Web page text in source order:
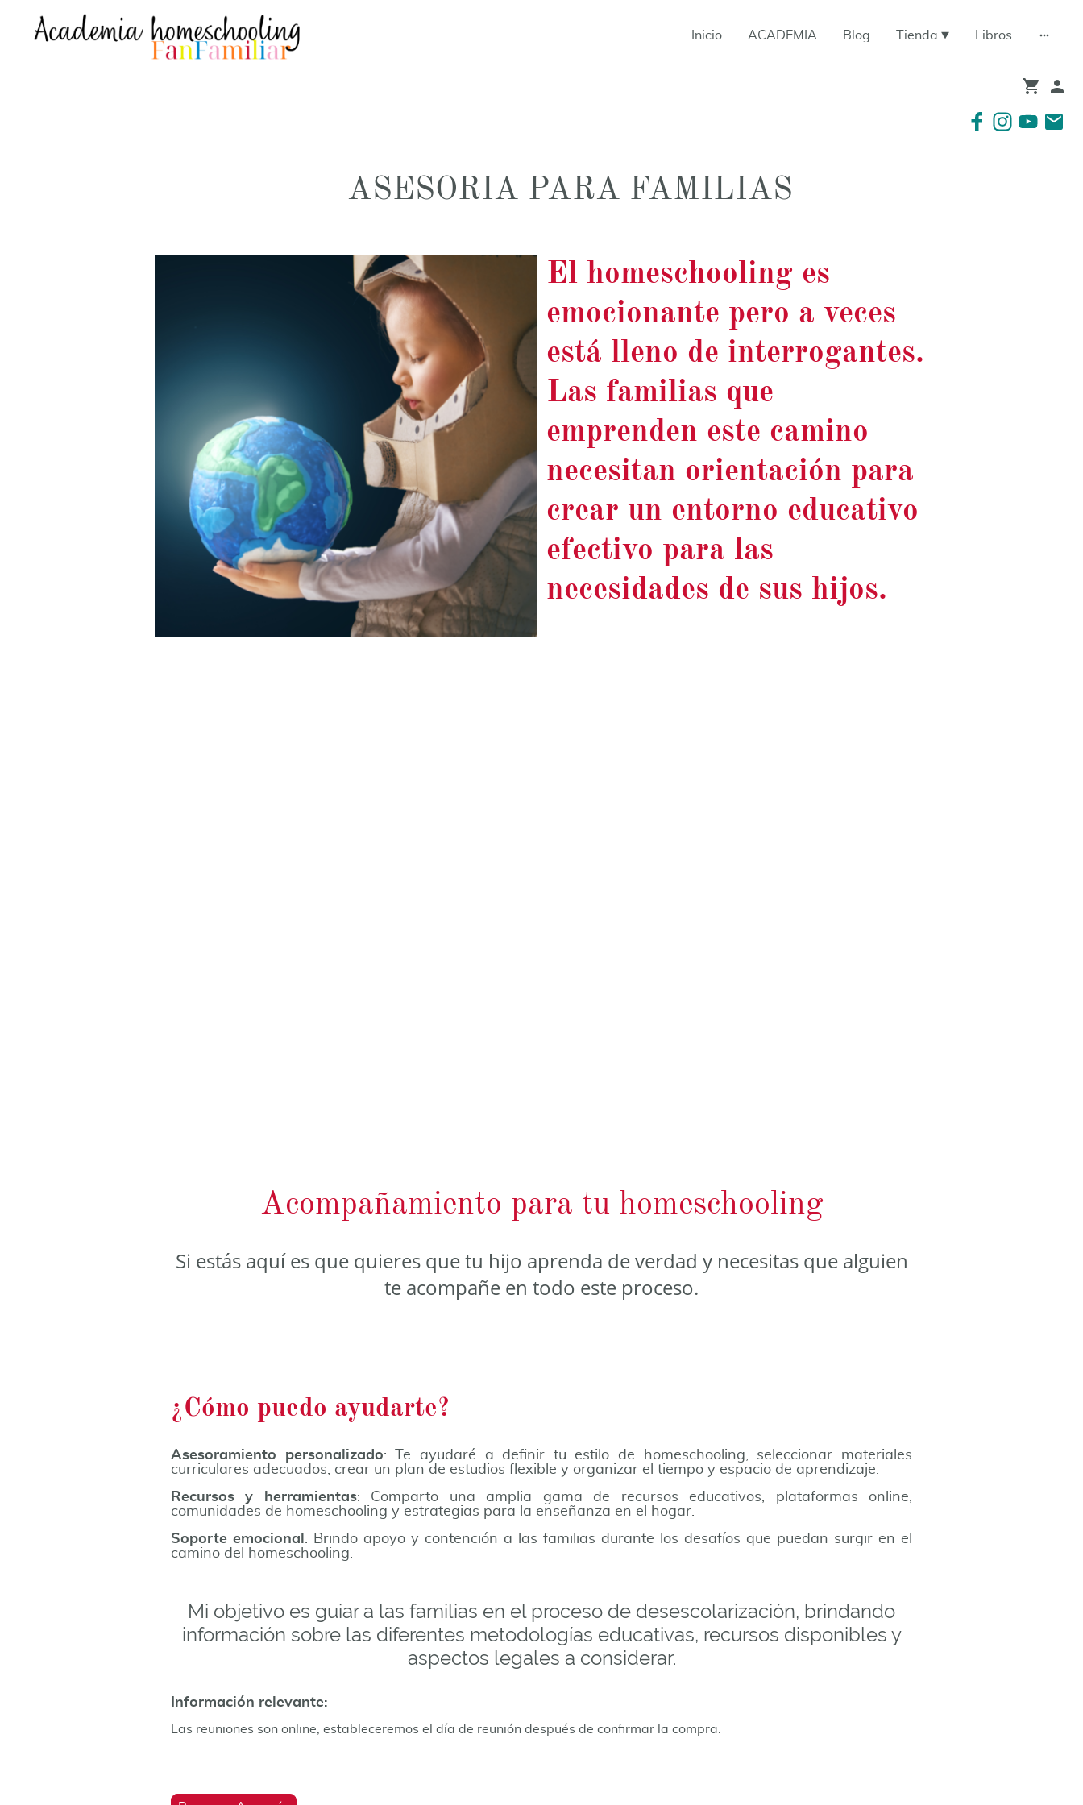
Inicio ACADEMIA Blog Tienda Libros
El homeschooling es
emocionante pero a veces
está lleno de interrogantes.
Las familias que
emprenden este camino
necesitan orientación para
crear un entorno educativo
efectivo para las
necesidades de sus hijos.
ASESORIA PARA FAMILIAS
Acompañamiento para tu homeschooling
Si estás aquí es que quieres que tu hijo aprenda de verdad y necesitas que alguien
te acompañe en todo este proceso.
¿Cómo puedo ayudarte?
Asesoramiento personalizado: Te ayudaré a definir tu estilo de homeschooling, seleccionar materiales
curriculares adecuados, crear un plan de estudios flexible y organizar el tiempo y espacio de aprendizaje.
Recursos y herramientas: Comparto una amplia gama de recursos educativos, plataformas online,
comunidades de homeschooling y estrategias para la enseñanza en el hogar.
Soporte emocional : Brindo apoyo y contención a las familias durante los desafíos que puedan surgir en el
camino del homeschooling.
Mi objetivo es guiar a las familias en el proceso de desescolarización, brindando
información sobre las diferentes metodologías educativas, recursos disponibles y
aspectos legales a considerar.
Información relevante:
Las reuniones son online, estableceremos el día de reunión después de confirmar la compra.